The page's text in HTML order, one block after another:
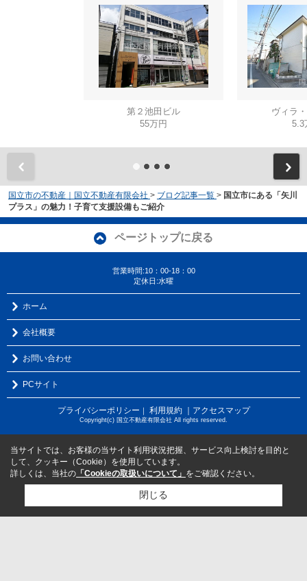
第２池田ビル
55万円
ヴィラ
5.3
国立市の不動産｜国立不動産有限会社 > ブログ記事一覧 > 国立市にある「矢川
プラス」の魅力！子育て支援設備もご紹介
ページトップに戻る
営業時間:10：00-18：00
定休日:水曜
ホーム
会社概要
お問い合わせ
PCサイト
プライバシーポリシー 利用規約 ｜アクセスマップ
Copyright(c) 国立不動産有限会社 All rights reserved.
当サイトでは、お客様の当サイト利用状況把握、サービス向上検討を目的と
して、クッキー（Cookie）を使用しています。
詳しくは、当社の 「Cookieの取扱いについて」 をご確認ください。
閉じる